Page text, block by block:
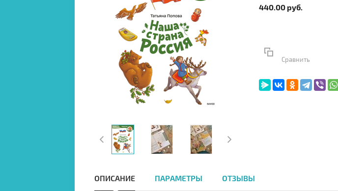
440.00 руб.
Сравнить
ОПИСАНИЕ ПАРАМЕТРЫ ОТЗЫВЫ